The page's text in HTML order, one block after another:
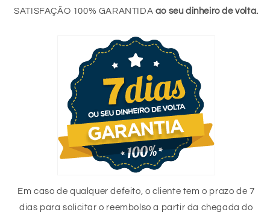
SATISFAÇÃO 100% GARANTIDA ao seu dinheiro de volta.
Em caso de qualquer defeito, o cliente tem o prazo de 7
dias para solicitar o reembolso a partir da chegada do